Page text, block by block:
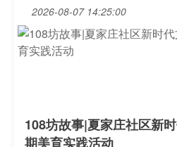
2026-08-07 14:25:00
108坊故事|夏家庄社区新
期美育实践活动